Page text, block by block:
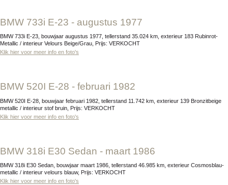
BMW 733i E-23 - augustus 1977
BMW 733i E-23, bouwjaar augustus 1977, tellerstand 35.024 km, exterieur 183 Rubinrot-
Metallic / interieur Velours Beige/Grau, Prijs: VERKOCHT
Klik hier voor meer info en foto's
BMW 520I E-28 - februari 1982
BMW 520I E-28, bouwjaar februari 1982, tellerstand 11.742 km, exterieur 139 Bronzitbeige
metallic / interieur stof bruin, Prijs: VERKOCHT
Klik hier voor meer info en foto's
BMW 318i E30 Sedan - maart 1986
BMW 318i E30 Sedan, bouwjaar maart 1986, tellerstand 46.985 km, exterieur Cosmosblau-
metallic / interieur velours blauw, Prijs: VERKOCHT
Klik hier voor meer info en foto's